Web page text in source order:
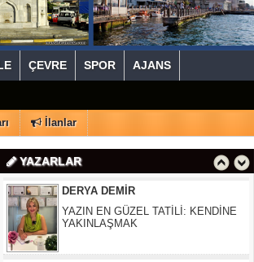
ÇEVRE SPOR AJANS
İlanlar
YAZARLAR
KALBİN HUZURU
Av. ÖZCAN BAKIRCI
YAZIN EN GÜZEL TATİLİ: KENDİNE
YAKINLAŞMAK
SURURİ BALLIDAĞ
BİR KAVUŞMASI VAR